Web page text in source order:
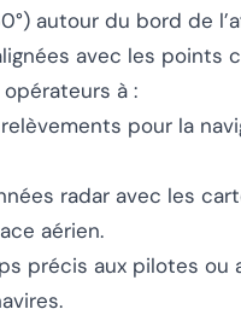
autour du bord de
avec les points
à :
pour la
radar avec les
aérien.
précis aux pilotes ou